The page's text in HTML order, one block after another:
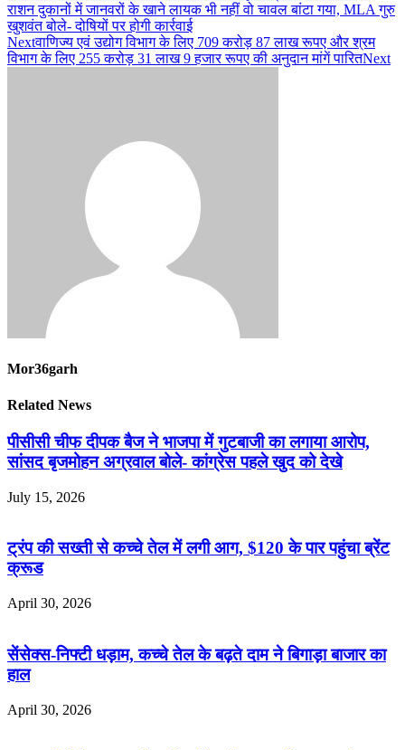
राशन दुकानों में जानवरों के खाने लायक भी नहीं वो चावल बांटा गया, MLA गुरु
खुशवंत बोले- दोषियों पर होगी कार्रवाई
Nextवाणिज्य एवं उद्योग विभाग के लिए 709 करोड़ 87 लाख रूपए और श्रम
विभाग के लिए 255 करोड़ 31 लाख 9 हजार रूपए की अनुदान मांगें पारितNext
Mor36garh
Related News
पीसीसी चीफ दीपक बैज ने भाजपा में गुटबाजी का लगाया आरोप,
सांसद बृजमोहन अग्रवाल बोले- कांग्रेस पहले खुद को देखे
July 15, 2026
ट्रंप की सख्ती से कच्चे तेल में लगी आग, $120 के पार पहुंचा ब्रेंट
क्रूड
April 30, 2026
सेंसेक्स-निफ्टी धड़ाम, कच्चे तेल के बढ़ते दाम ने बिगाड़ा बाजार का
हाल
April 30, 2026